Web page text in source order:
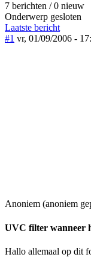
7 berichten / 0 nieuw
Onderwerp gesloten
Laatste bericht
#1 vr, 01/09/2006 -
Anoniem (anoniem
UVC filter wanneer
Hallo allemaal op dit